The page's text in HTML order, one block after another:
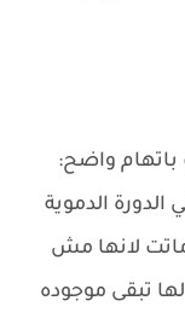
واضح:
الدموية
لانها مش
تبقى موجوده